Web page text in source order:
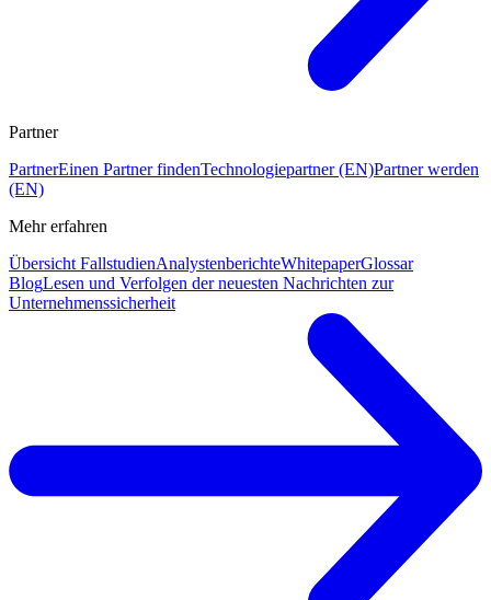
Partner
PartnerEinen Partner findenTechnologiepartner (EN)Partner werden
(EN)
Mehr erfahren
Übersicht FallstudienAnalystenberichteWhitepaperGlossar
BlogLesen und Verfolgen der neuesten Nachrichten zur
Unternehmenssicherheit